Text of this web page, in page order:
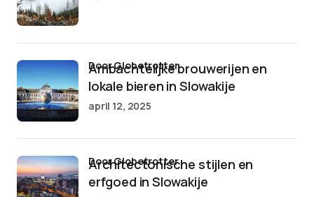
Ambachtelijke brouwerijen en
lokale bieren in Slowakije
door Globetrotter
april 12, 2025
Architectonische stijlen en
erfgoed in Slowakije
door Globetrotter